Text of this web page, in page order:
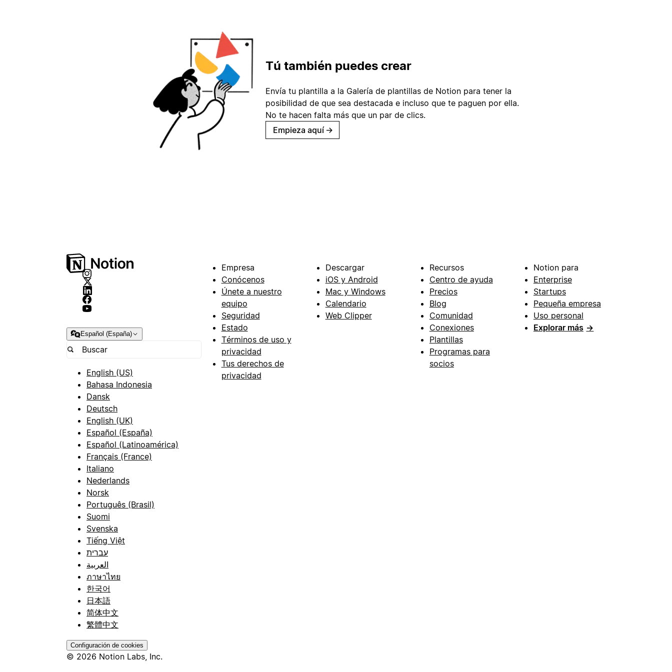
Tú también puedes crear
Envía tu plantilla a la Galería de plantillas de Notion para tener la
posibilidad de que sea destacada e incluso que te paguen por ella.
No te hacen falta más que un par de clics.
Empieza aquí →
Español (España)
English (US)
Bahasa Indonesia
Dansk
Deutsch
English (UK)
Español (España)
Español (Latinoamérica)
Français (France)
Italiano
Nederlands
Norsk
Português (Brasil)
Suomi
Svenska
Tiếng Việt
עברית
العربية
ภาษาไทย
한국어
日本語
简体中文
繁體中文
Configuración de cookies
© 2026 Notion Labs, Inc.
Empresa
Conócenos
Únete a nuestro
equipo
Seguridad
Estado
Términos de uso y
privacidad
Tus derechos de
privacidad
Descargar
iOS y Android
Mac y Windows
Calendario
Web Clipper
Recursos
Centro de ayuda
Precios
Blog
Comunidad
Conexiones
Plantillas
Programas para
socios
Notion para
Enterprise
Startups
Pequeña empresa
Uso personal
Explorar más →